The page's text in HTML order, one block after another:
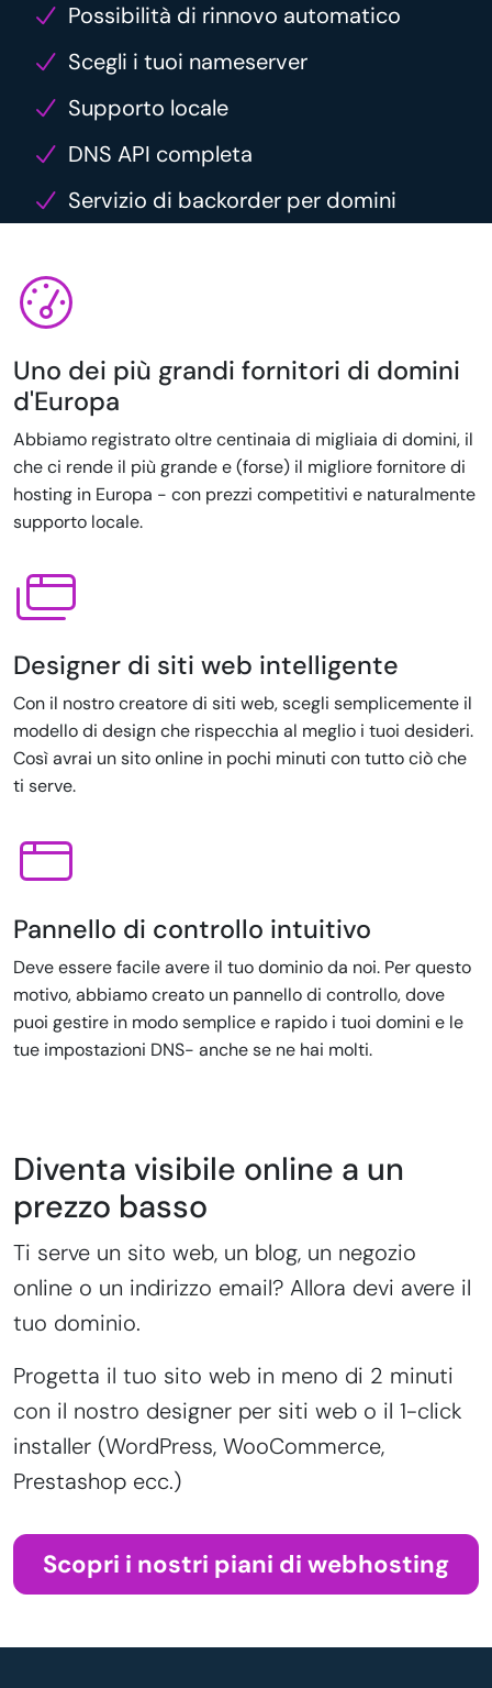
Possibilità di rinnovo automatico
Scegli i tuoi nameserver
Supporto locale
DNS API completa
Servizio di backorder per domini
Uno dei più grandi fornitori di domini
d'Europa
Abbiamo registrato oltre centinaia di migliaia di domini, il
che ci rende il più grande e (forse) il migliore fornitore di
hosting in Europa - con prezzi competitivi e naturalmente
supporto locale.
Designer di siti web intelligente
Con il nostro creatore di siti web, scegli semplicemente il
modello di design che rispecchia al meglio i tuoi desideri.
Così avrai un sito online in pochi minuti con tutto ciò che
ti serve.
Pannello di controllo intuitivo
Deve essere facile avere il tuo dominio da noi. Per questo
motivo, abbiamo creato un pannello di controllo, dove
puoi gestire in modo semplice e rapido i tuoi domini e le
tue impostazioni DNS- anche se ne hai molti.
Diventa visibile online a un
prezzo basso
Ti serve un sito web, un blog, un negozio
online o un indirizzo email? Allora devi avere il
tuo dominio.
Progetta il tuo sito web in meno di 2 minuti
con il nostro designer per siti web o il 1-click
installer (WordPress, WooCommerce,
Prestashop ecc.)
Scopri i nostri piani di webhosting